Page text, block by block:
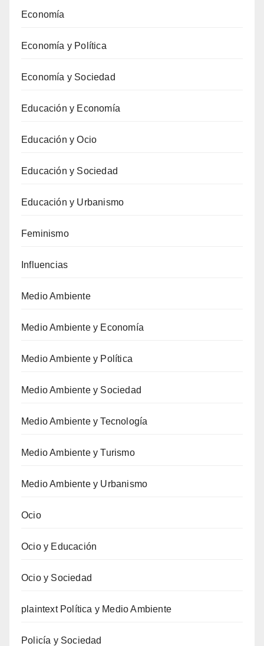
Economía
Economía y Política
Economía y Sociedad
Educación y Economía
Educación y Ocio
Educación y Sociedad
Educación y Urbanismo
Feminismo
Influencias
Medio Ambiente
Medio Ambiente y Economía
Medio Ambiente y Política
Medio Ambiente y Sociedad
Medio Ambiente y Tecnología
Medio Ambiente y Turismo
Medio Ambiente y Urbanismo
Ocio
Ocio y Educación
Ocio y Sociedad
plaintext Política y Medio Ambiente
Policía y Sociedad